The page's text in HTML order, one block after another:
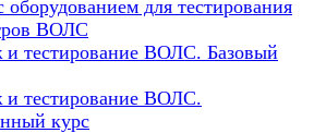
оборудованием для тестирования
ВОЛС
тестирование ВОЛС. Базовый
тестирование ВОЛС.
курс